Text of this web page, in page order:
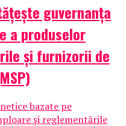
guvernanța
a produselor
și furnizorii de
bazate pe
și reglementările